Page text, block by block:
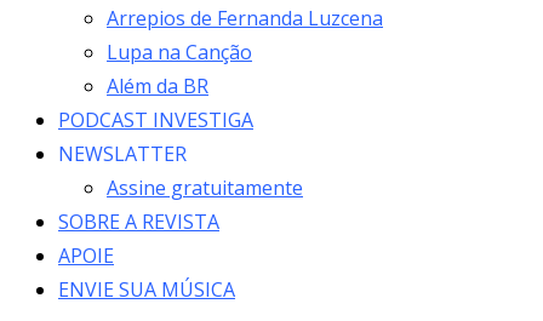
Arrepios de Fernanda Luzcena
Lupa na Canção
Além da BR
PODCAST INVESTIGA
NEWSLATTER
Assine gratuitamente
SOBRE A REVISTA
APOIE
ENVIE SUA MÚSICA